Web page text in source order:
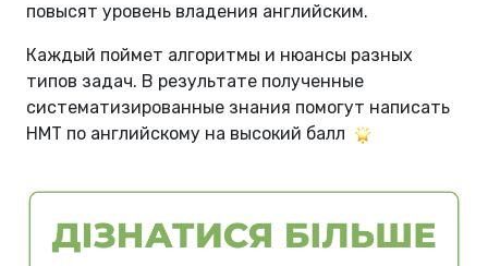
повысят уровень владения английским.
Каждый поймет алгоритмы и нюансы разных
типов задач. В результате полученные
систематизированные знания помогут написать
НМТ по английскому на высокий балл